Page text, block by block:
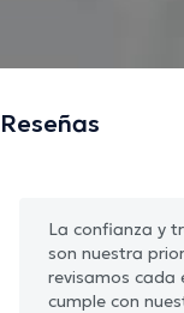
Reseñas
La confianza y
son nuestra
revisamos cada
cumple con